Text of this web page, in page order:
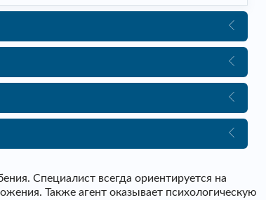
Специалист всегда ориентируется на
Также агент оказывает психологическую